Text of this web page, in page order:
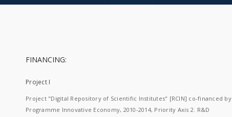
FINANCING:
Project I
Project "Digital Repository of Scientific Institutes" [RCIN] co-financed by
Programme Innovative Economy, 2010-2014, Priority Axis 2. R&D